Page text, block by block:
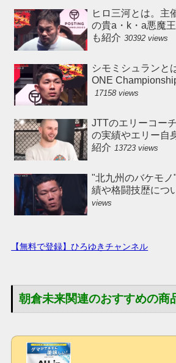
ヒロ三河とは。主
の貴a・k・a悪魔
も紹介 30392 views
シモミシュランと
ONE
17158 views
JTTのエリーコー
の実績やエリー自
紹介 13723 views
"北九州のバケモ
績や格闘技歴につ
views
【無料で登録】ひろゆきチャンネル
朝倉未来関連のおすすめの商